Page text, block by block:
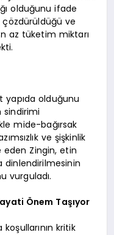
olduğunu ifade
çözdürüldüğü ve
az tüketim miktarı
yapıda olduğunu
sindirimi
mide-bağırsak
ve şişkinlik
Zingin, etin
dinlendirilmesinin
vurguladı.
Önem Taşıyor
kritik